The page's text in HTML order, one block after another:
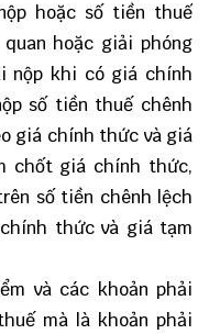
hoặc số tiền thuế
hoặc giải phóng
nộp khi có giá chính
số tiền thuế chênh
giá chính thức và giá
chốt giá chính thức,
số tiền chênh lệch
thức và giá tạm
và các khoản phải
mà là khoản phải